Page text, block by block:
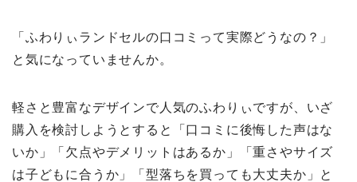
「ふわりぃランドセルの口コミって実際どうなの？」
と気になっていませんか。
軽さと豊富なデザインで人気のふわりぃですが、いざ
購入を検討しようとすると「口コミに後悔した声はな
いか」「欠点やデメリットはあるか」「重さやサイズ
は子どもに合うか」「型落ちを買っても大丈夫か」と